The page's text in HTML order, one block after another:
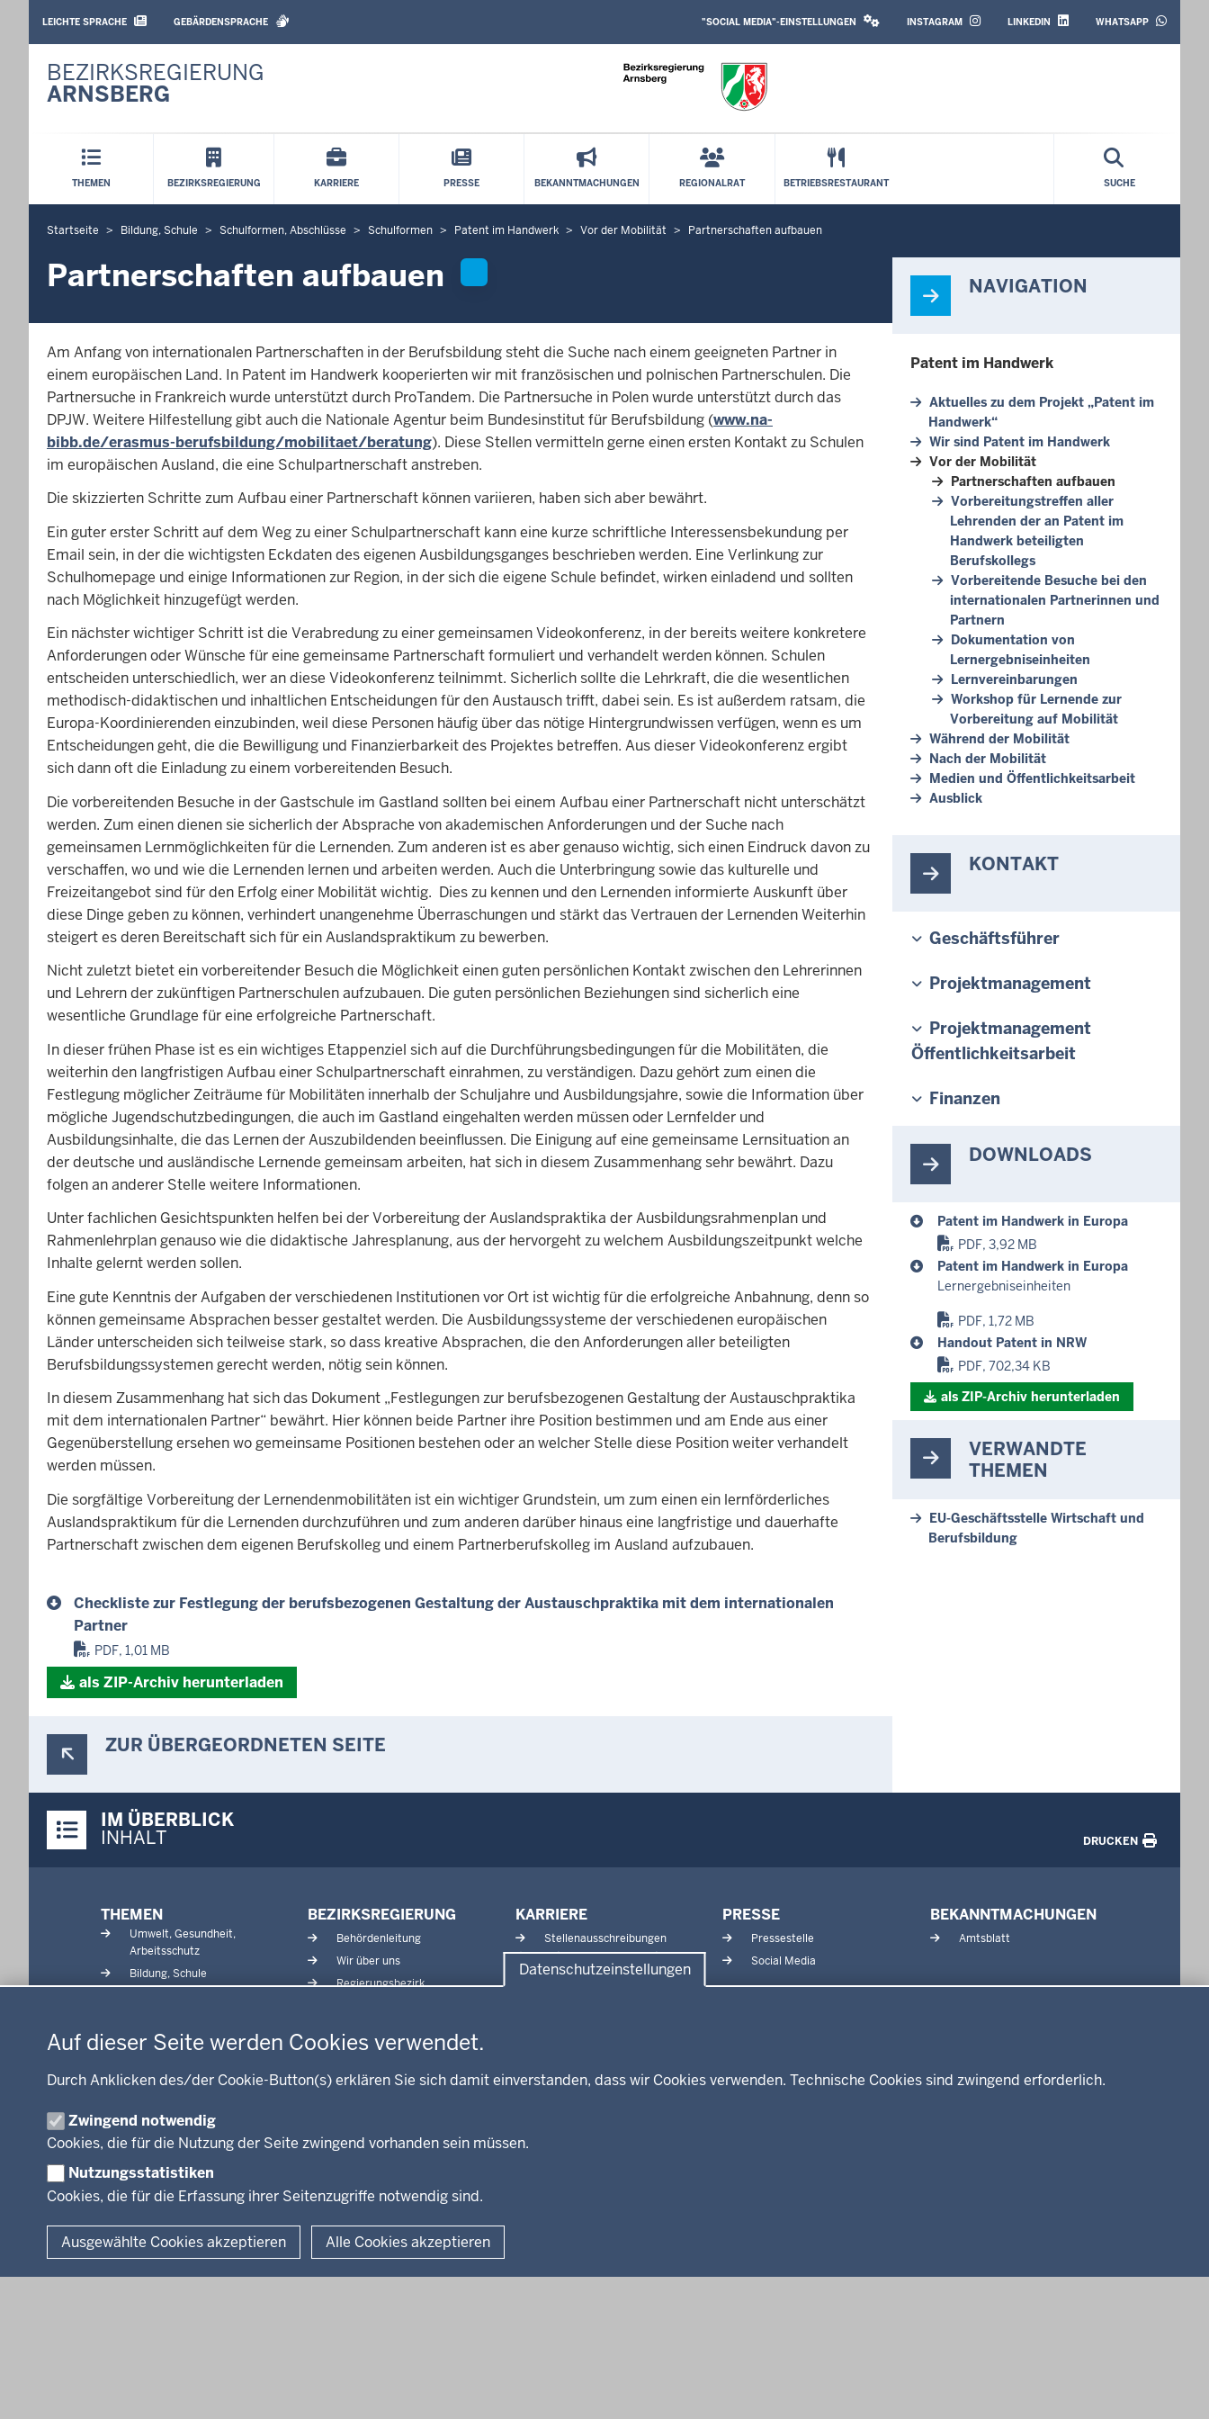
Datenschutzeinstellungen
Auf dieser Seite werden Cookies verwendet.
Durch Anklicken des/der Cookie-Button(s) erklären Sie sich damit einverstanden, dass wir Cookies verwenden. Technische Cookies sind zwingend erforderlich.
Zwingend notwendig
Cookies, die für die Nutzung der Seite zwingend vorhanden sein müssen.
Nutzungsstatistiken
Cookies, die für die Erfassung ihrer Seitenzugriffe notwendig sind.
Ausgewählte Cookies akzeptieren Alle Cookies akzeptieren
SPRACHEN
LEICHTE SPRACHE GEBÄRDENSPRACHE
MEDIA
"SOCIAL MEDIA"-EINSTELLUNGEN
MEDIA
INSTAGRAM LINKEDIN WHATSAPP
BEZIRKSREGIERUNG
ARNSBERG
Hauptmenü
THEMEN BEZIRKSREGIERUNG KARRIERE PRESSE BEKANNTMACHUNGEN REGIONALRAT BETRIEBSRESTAURANT SUCHE
S
e
e
f
i
n
d
e
n
i
c
h
h
i
r
Startseite Bildung, Schule Schulformen, Abschlüsse Schulformen Patent im Handwerk Vor der Mobilität Partnerschaften aufbauen
Partnerschaften aufbauen
Am Anfang von internationalen Partnerschaften in der Berufsbildung steht die Suche nach einem geeigneten Partner in
einem europäischen Land. In Patent im Handwerk kooperierten wir mit französischen und polnischen Partnerschulen. Die
Partnersuche in Frankreich wurde unterstützt durch ProTandem. Die Partnersuche in Polen wurde unterstützt durch das
DPJW. Weitere Hilfestellung gibt auch die Nationale Agentur beim Bundesinstitut für Berufsbildung (www.na-
bibb.de/erasmus-berufsbildung/mobilitaet/beratung). Diese Stellen vermitteln gerne einen ersten Kontakt zu Schulen
im europäischen Ausland, die eine Schulpartnerschaft anstreben.
Die skizzierten Schritte zum Aufbau einer Partnerschaft können variieren, haben sich aber bewährt.
Ein guter erster Schritt auf dem Weg zu einer Schulpartnerschaft kann eine kurze schriftliche Interessensbekundung per
Email sein, in der die wichtigsten Eckdaten des eigenen Ausbildungsganges beschrieben werden. Eine Verlinkung zur
Schulhomepage und einige Informationen zur Region, in der sich die eigene Schule befindet, wirken einladend und sollten
nach Möglichkeit hinzugefügt werden.
Ein nächster wichtiger Schritt ist die Verabredung zu einer gemeinsamen Videokonferenz, in der bereits weitere konkretere
Anforderungen oder Wünsche für eine gemeinsame Partnerschaft formuliert und verhandelt werden können. Schulen
entscheiden unterschiedlich, wer an diese Videokonferenz teilnimmt. Sicherlich sollte die Lehrkraft, die die wesentlichen
methodisch-didaktischen und inhaltlichen Entscheidungen für den Austausch trifft, dabei sein. Es ist außerdem ratsam, die
Europa-Koordinierenden einzubinden, weil diese Personen häufig über das nötige Hintergrundwissen verfügen, wenn es um
Entscheidungen geht, die die Bewilligung und Finanzierbarkeit des Projektes betreffen. Aus dieser Videokonferenz ergibt
sich dann oft die Einladung zu einem vorbereitenden Besuch.
Die vorbereitenden Besuche in der Gastschule im Gastland sollten bei einem Aufbau einer Partnerschaft nicht unterschätzt
werden. Zum einen dienen sie sicherlich der Absprache von akademischen Anforderungen und der Suche nach
gemeinsamen Lernmöglichkeiten für die Lernenden. Zum anderen ist es aber genauso wichtig, sich einen Eindruck davon zu
verschaffen, wo und wie die Lernenden lernen und arbeiten werden. Auch die Unterbringung sowie das kulturelle und
Freizeitangebot sind für den Erfolg einer Mobilität wichtig. Dies zu kennen und den Lernenden informierte Auskunft über
diese Dinge geben zu können, verhindert unangenehme Überraschungen und stärkt das Vertrauen der Lernenden Weiterhin
steigert es deren Bereitschaft sich für ein Auslandspraktikum zu bewerben.
Nicht zuletzt bietet ein vorbereitender Besuch die Möglichkeit einen guten persönlichen Kontakt zwischen den Lehrerinnen
und Lehrern der zukünftigen Partnerschulen aufzubauen. Die guten persönlichen Beziehungen sind sicherlich eine
wesentliche Grundlage für eine erfolgreiche Partnerschaft.
In dieser frühen Phase ist es ein wichtiges Etappenziel sich auf die Durchführungsbedingungen für die Mobilitäten, die
weiterhin den langfristigen Aufbau einer Schulpartnerschaft einrahmen, zu verständigen. Dazu gehört zum einen die
Festlegung möglicher Zeiträume für Mobilitäten innerhalb der Schuljahre und Ausbildungsjahre, sowie die Information über
mögliche Jugendschutzbedingungen, die auch im Gastland eingehalten werden müssen oder Lernfelder und
Ausbildungsinhalte, die das Lernen der Auszubildenden beeinflussen. Die Einigung auf eine gemeinsame Lernsituation an
der deutsche und ausländische Lernende gemeinsam arbeiten, hat sich in diesem Zusammenhang sehr bewährt. Dazu
folgen an anderer Stelle weitere Informationen.
Unter fachlichen Gesichtspunkten helfen bei der Vorbereitung der Auslandspraktika der Ausbildungsrahmenplan und
Rahmenlehrplan genauso wie die didaktische Jahresplanung, aus der hervorgeht zu welchem Ausbildungszeitpunkt welche
Inhalte gelernt werden sollen.
Eine gute Kenntnis der Aufgaben der verschiedenen Institutionen vor Ort ist wichtig für die erfolgreiche Anbahnung, denn so
können gemeinsame Absprachen besser gestaltet werden. Die Ausbildungssysteme der verschiedenen europäischen
Länder unterscheiden sich teilweise stark, so dass kreative Absprachen, die den Anforderungen aller beteiligten
Berufsbildungssystemen gerecht werden, nötig sein können.
In diesem Zusammenhang hat sich das Dokument „Festlegungen zur berufsbezogenen Gestaltung der Austauschpraktika
mit dem internationalen Partner“ bewährt. Hier können beide Partner ihre Position bestimmen und am Ende aus einer
Gegenüberstellung ersehen wo gemeinsame Positionen bestehen oder an welcher Stelle diese Position weiter verhandelt
werden müssen.
Die sorgfältige Vorbereitung der Lernendenmobilitäten ist ein wichtiger Grundstein, um zum einen ein lernförderliches
Auslandspraktikum für die Lernenden durchzuführen und zum anderen darüber hinaus eine langfristige und dauerhafte
Partnerschaft zwischen dem eigenen Berufskolleg und einem Partnerberufskolleg im Ausland aufzubauen.
Checkliste zur Festlegung der berufsbezogenen Gestaltung der Austauschpraktika mit dem internationalen
Partner
PDF, 1,01 MB
als ZIP-Archiv herunterladen
ZUR ÜBERGEORDNETEN SEITE
NAVIGATION
Patent im Handwerk
Aktuelles zu dem Projekt „Patent im
Handwerk“
Wir sind Patent im Handwerk
Vor der Mobilität
Partnerschaften aufbauen
Vorbereitungstreffen aller
Lehrenden der an Patent im
Handwerk beteiligten
Berufskollegs
Vorbereitende Besuche bei den
internationalen Partnerinnen und
Partnern
Dokumentation von
Lernergebniseinheiten
Lernvereinbarungen
Workshop für Lernende zur
Vorbereitung auf Mobilität
Während der Mobilität
Nach der Mobilität
Medien und Öffentlichkeitsarbeit
Ausblick
KONTAKT
Geschäftsführer
Projektmanagement
Projektmanagement
Öffentlichkeitsarbeit
Finanzen
DOWNLOADS
Patent im Handwerk in Europa
PDF, 3,92 MB
Patent im Handwerk in Europa
Lernergebniseinheiten
PDF, 1,72 MB
Handout Patent in NRW
PDF, 702,34 KB
als ZIP-Archiv herunterladen
VERWANDTE
THEMEN
EU-Geschäftsstelle Wirtschaft und
Berufsbildung
Inhalte
IM ÜBERBLICK
INHALT DRUCKEN
THEMEN
Umwelt, Gesundheit,
Arbeitsschutz
Bildung, Schule
Kommunalaufsicht, Planung,
Energie, Bergbau
Kultur, Sport
Recht, Ordnung
Förderportal, Wirtschaft
BEZIRKSREGIERUNG
Behördenleitung
Wir über uns
Regierungsbezirk
KARRIERE
Stellenausschreibungen
Aktuelle Ausbildungsstellen
und Praktika
PRESSE
Pressestelle
Social Media
BEKANNTMACHUNGEN
Amtsblatt